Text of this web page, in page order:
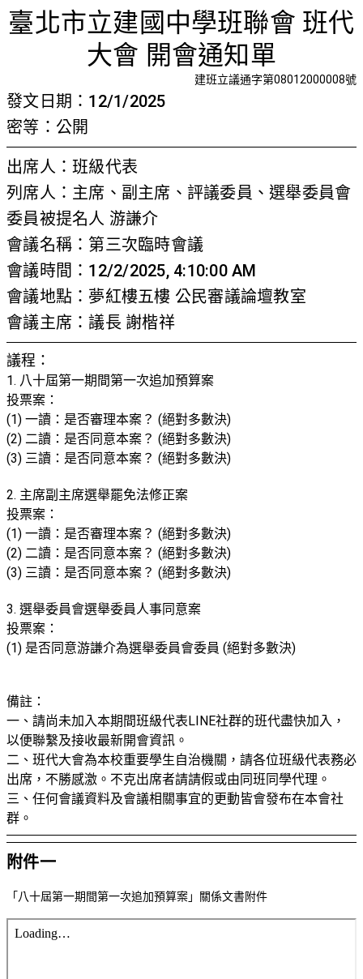
首頁檢視法令 檢視公文 評委文書 關於與使用條款
第三次臨
臺北市立建國中學班聯會 班代
大會 開會通知單
建班立議通字第08012000008號
發文日期：12/1/2025
密等：公開
出席人：班級代表
列席人：主席、副主席、評議委員、選舉委員會
委員被提名人 游謙介
會議名稱：第三次臨時會議
會議時間：12/2/2025, 4:10:00 AM
會議地點：夢紅樓五樓 公民審議論壇教室
會議主席：議長 謝楷祥
議程：
1. 八十屆第一期間第一次追加預算案
投票案：
(1) 一讀：是否審理本案？ (絕對多數決)
(2) 二讀：是否同意本案？ (絕對多數決)
(3) 三讀：是否同意本案？ (絕對多數決)
2. 主席副主席選舉罷免法修正案
投票案：
(1) 一讀：是否審理本案？ (絕對多數決)
(2) 二讀：是否同意本案？ (絕對多數決)
(3) 三讀：是否同意本案？ (絕對多數決)
3. 選舉委員會選舉委員人事同意案
投票案：
(1) 是否同意游謙介為選舉委員會委員 (絕對多數決)
備註：
一、請尚未加入本期間班級代表LINE社群的班代盡快加入，
以便聯繫及接收最新開會資訊。
二、班代大會為本校重要學生自治機關，請各位班級代表務必
出席，不勝感激。不克出席者請請假或由同班同學代理。
三、任何會議資料及會議相關事宜的更動皆會發布在本會社
群。
附件一
「八十屆第一期間第一次追加預算案」關係文書附件